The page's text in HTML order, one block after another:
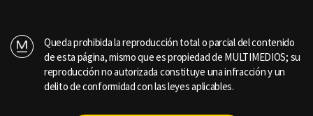
Queda prohibida la reproducción total o parcial del contenido
de esta página, mismo que es propiedad de MULTIMEDIOS; su
reproducción no autorizada constituye una infracción y un
delito de conformidad con las leyes aplicables.